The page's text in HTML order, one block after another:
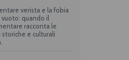
verista e la fobia
quando il
racconta le
e culturali